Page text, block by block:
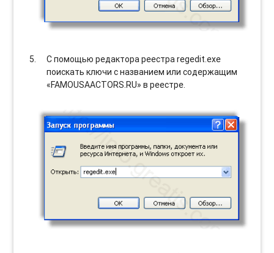
С помощью редактора реестра regedit.exe
поискать ключи с названием или содержащим
«FAMOUSAACTORS.RU» в реестре.